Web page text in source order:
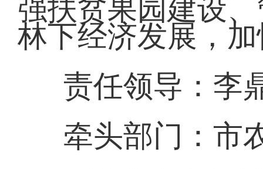
强扶贫果园建设
林下经济发展，
责任领导：李
牵头部门：市